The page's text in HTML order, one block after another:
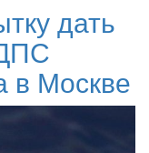
дать
в Москве